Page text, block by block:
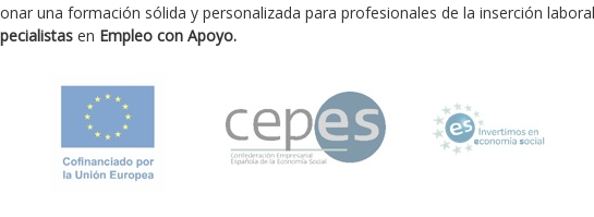
una formación sólida y personalizada para profesionales de la inserción
en Empleo con Apoyo.